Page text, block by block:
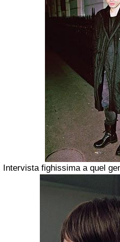
Intervista fighissima a quel